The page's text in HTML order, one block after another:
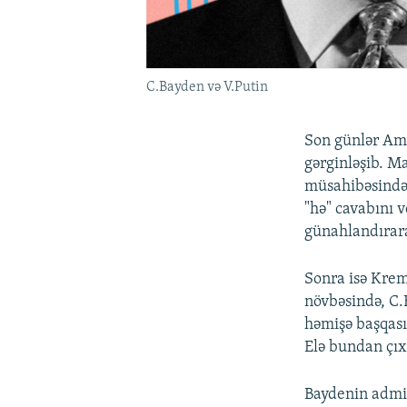
C.Bayden və V.Putin
Son günlər
gərginləşib.
"hə"
Sonra isə
növbəsində,
həmişə
Elə bundan
Baydenin